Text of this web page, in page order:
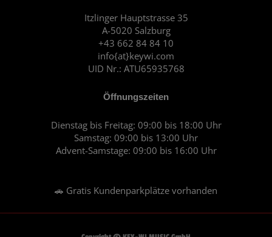
Itzlinger Hauptstrasse 35
A-5020 Salzburg
+43 662 84 84 10
info{at}keywi.com
UID Nr.: ATU65935768
Öffnungszeiten
Dienstag bis Freitag: 09:00 bis 18:00 Uhr
Samstag: 09:00 bis 13:00 Uhr
Advent-Samstage: 09:00 bis 16:00 Uhr
🚗 Gratis Kundenparkplätze vorhanden
o
k
r
a
m